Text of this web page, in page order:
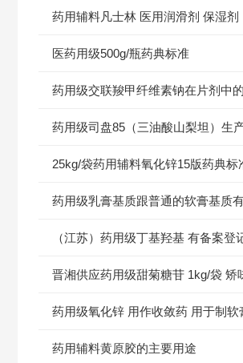
药用辅料凡士林 医用润滑剂 保湿剂
医药用级500g/瓶药典标准
25kg/袋药用辅料氧化锌15版药典标
（江苏）药用级丁基羟基 有备案登
药用辅料黄原胶的主要用途